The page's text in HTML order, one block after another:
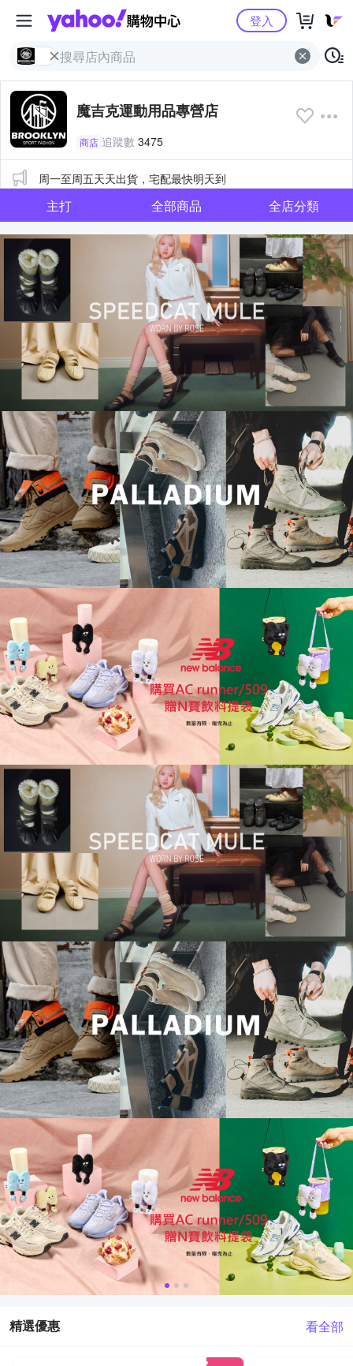
Yahoo購物中心
登入
魔吉克運動用品專營店
商店 追蹤數 3475
公告
周一至周五天天出貨，宅配最快明天到
主打 全部商品 全店分類
精選優惠 看全部